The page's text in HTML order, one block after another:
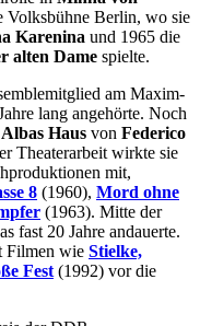
Volksbühne Berlin, wo sie
Karenina und 1965 die
alten Dame spielte.
am Maxim-
lang angehörte. Noch
Haus von Federico
Theaterarbeit wirkte sie
mit,
8 (1960), Mord ohne
(1963). Mitte der
fast 20 Jahre andauerte.
Filmen wie Stielke,
Fest (1992) vor die